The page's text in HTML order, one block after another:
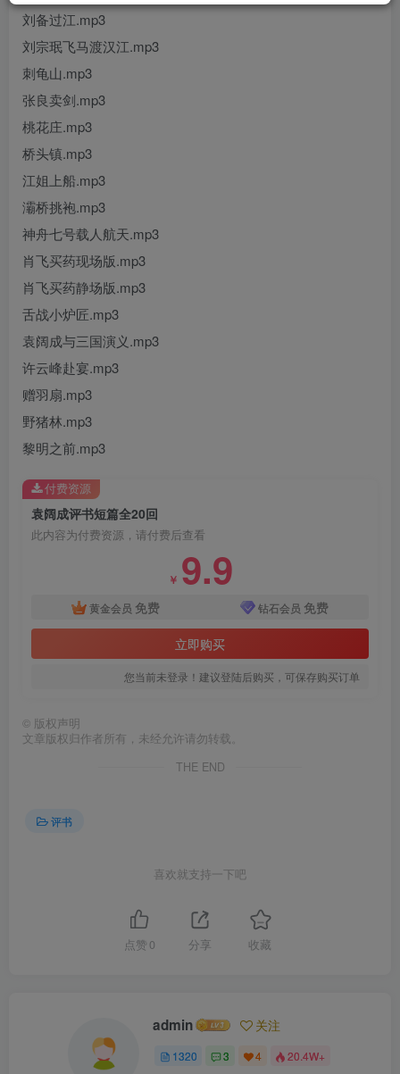
刘备过江.mp3
刘宗珉飞马渡汉江.mp3
刺龟山.mp3
张良卖剑.mp3
桃花庄.mp3
桥头镇.mp3
江姐上船.mp3
灞桥挑袍.mp3
神舟七号载人航天.mp3
肖飞买药现场版.mp3
肖飞买药静场版.mp3
舌战小炉匠.mp3
袁阔成与三国演义.mp3
许云峰赴宴.mp3
赠羽扇.mp3
野猪林.mp3
黎明之前.mp3
袁阔成评书短篇全20回
此内容为付费资源，请付费后查看
￥ 9.9
黄金会员 免费 钻石会员 免费
立即购买
您当前未登录！建议登陆后购买，可保存购买订单
付费资源
© 版权声明
文章版权归作者所有，未经允许请勿转载。
THE END
评书
喜欢就支持一下吧
点赞 0 分享 收藏
admin 关注
1320 3 4 20.4W+